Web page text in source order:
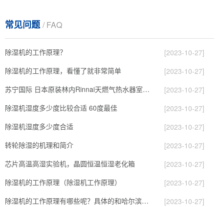
常见问题/ FAQ
除湿机的工作原理？
[2023-10-27]
除湿机的工作原理，看懂了就非常简单
[2023-10-27]
苏宁国际 日本原装林内Rinnai天燃气热水器室内外机20L24升恒温0冷水循环泵RUF-A2005AU(B)
[2023-10-27]
除湿机湿度多少度比较合适 60度最佳
[2023-10-27]
除湿机湿度多少度合适
[2023-10-27]
转轮除湿的机理和简介
[2023-10-27]
芯片高温高湿实验机，晶圆恒温恒湿老化箱
[2023-10-27]
除湿机的工作原理（除湿机工作原理）
[2023-10-27]
除湿机的工作原理有哪些呢？具体的和哈尔滨除湿机了解一下吧！
[2023-10-27]